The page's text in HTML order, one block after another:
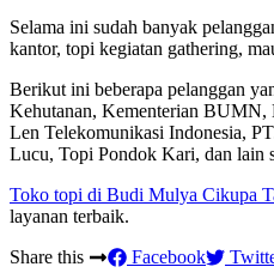
Selama ini sudah banyak
kantor, topi kegiatan gathering,
Berikut ini beberapa pelanggan
Kehutanan, Kementerian BUMN,
Len Telekomunikasi Indonesia,
Lucu, Topi Pondok Kari, dan lain
Toko topi di Budi Mulya Cikupa
layanan terbaik.
Share this
Facebook